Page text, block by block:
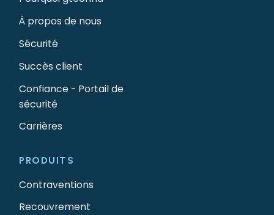
À propos de nous
Sécurité
Succès client
Confiance - Portail de
sécurité
Carrières
PRODUITS
Contraventions
Recouvrement